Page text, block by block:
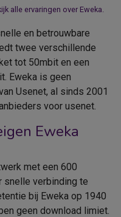
alle ervaringen over Eweka.
en betrouwbare
twee verschillende
tot 50mbit en een
Eweka is geen
Usenet, al sinds 2001
voor usenet.
Eweka
met een 600
snelle verbinding te
bij Eweka op 1940
geen download limiet.